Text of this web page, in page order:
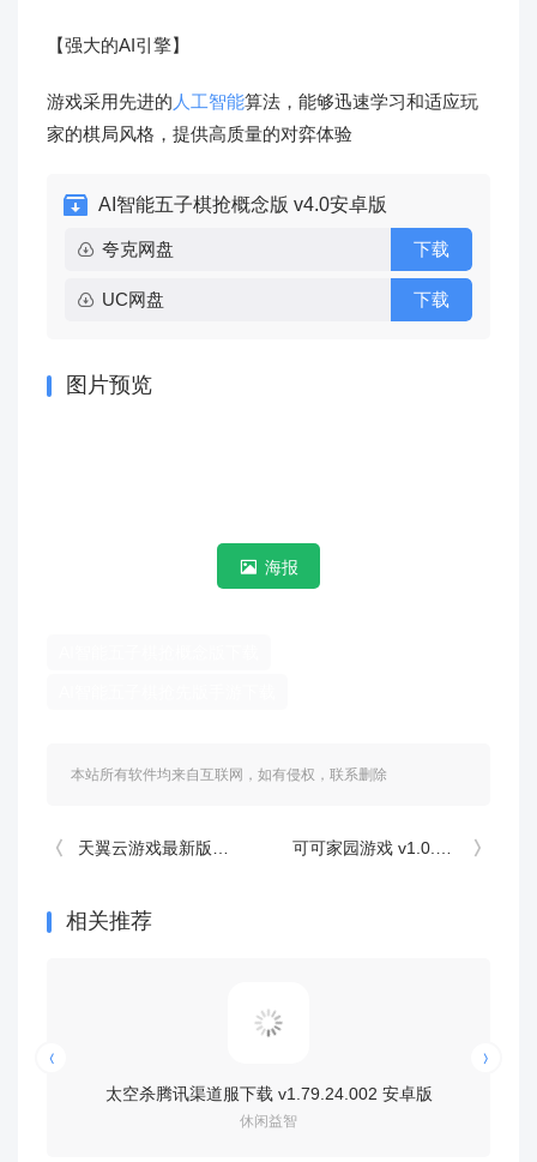
【强大的AI引擎】
游戏采用先进的 人工智能算法，能够迅速学习和适应玩
家的棋局风格，提供高质量的对弈体验
AI智能五子棋抢概念版 v4.0安卓版
夸克网盘 下载
UC网盘 下载
图片预览
海报
本站所有软件均来自互联网，如有侵权，联系删除
天翼云游戏最新版本 v5.0.5.12安卓版 可可家园游戏 v1.0.4安卓版
相关推荐
太空杀腾讯渠道服下载 v1.79.24.002 安卓版
休闲益智